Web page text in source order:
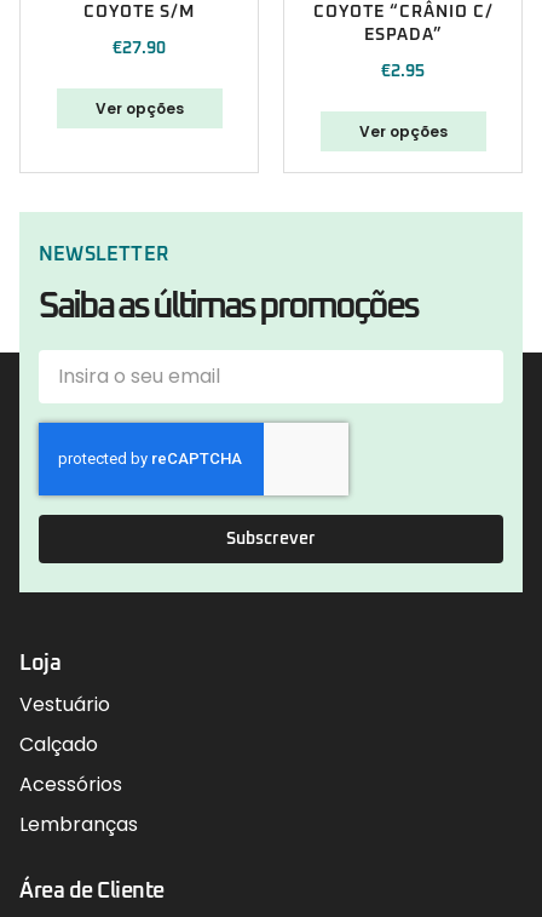
COYOTE S/M
€27.90
Ver opções
COYOTE “CRÂNIO C/
ESPADA”
€2.95
Ver opções
NEWSLETTER
Saiba as últimas promoções
Subscrever
Loja
Vestuário
Calçado
Acessórios
Lembranças
Área de Cliente